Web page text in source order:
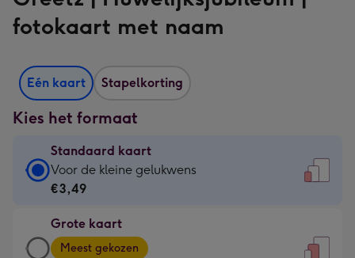
fotokaart met naam
Eén kaart Stapelkorting
Kies het formaat
Standaard kaart
Standaard
kaart
€3,49
-
Voor de kleine gelukwens
€3,49
Grote kaart
Grote
Meest gekozen